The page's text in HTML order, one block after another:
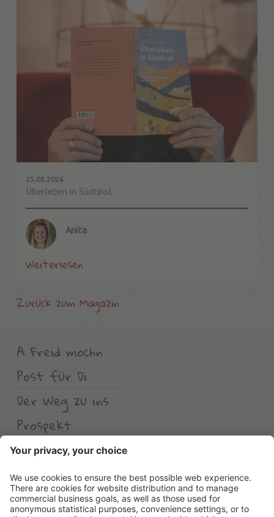
25.03.2026
Überleben in Südtirol
Anita
Weiterlesen
Zurück zum Magazin
A Freid mochn
Post für Di
Der Weg zu ins
Prospekt
Wetter
Erlebnishotel Waltershof